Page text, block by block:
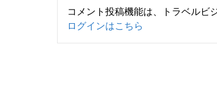
コメント投稿機能は、トラベルビ
ログインはこちら